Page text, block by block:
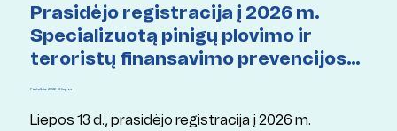
Prasidėjo registracija į 2026 m.
Specializuotą pinigų plovimo ir
teroristų finansavimo prevencijos
kompetencijų sertifikavimo
Paskelbta: 2026 13 liepos
Liepos 13 d., prasidėjo registracija į 2026 m.